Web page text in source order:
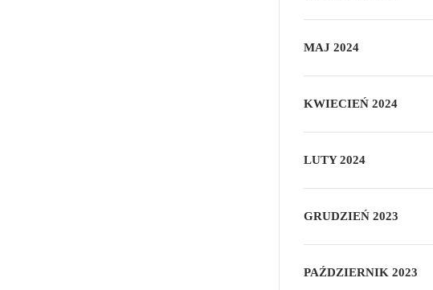
MAJ 2024
KWIECIEŃ 2024
LUTY 2024
GRUDZIEŃ 2023
PAŹDZIERNIK 2023